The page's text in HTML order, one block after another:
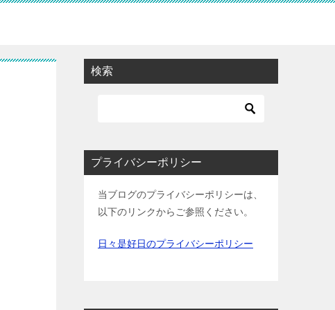
検索
プライバシーポリシー
当ブログのプライバシーポリシーは、
以下のリンクからご参照ください。
日々是好日のプライバシーポリシー